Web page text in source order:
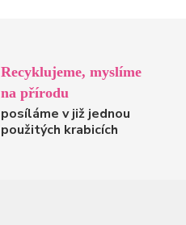
Recyklujeme, myslíme
na přírodu
posíláme v již jednou
použitých krabicích